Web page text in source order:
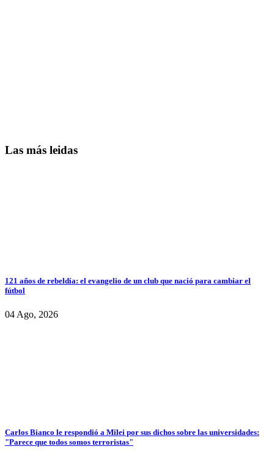
Las más leidas
121 años de rebeldía: el evangelio de un club que nació para cambiar el
fútbol
04 Ago, 2026
Carlos Bianco le respondió a Milei por sus dichos sobre las universidades:
"Parece que todos somos terroristas"